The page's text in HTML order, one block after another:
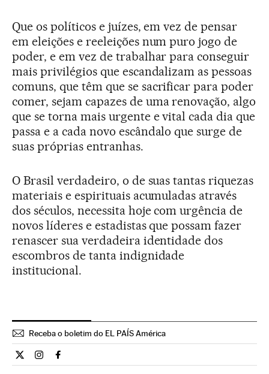
Que os políticos e juízes, em vez de pensar
em eleições e reeleições num puro jogo de
poder, e em vez de trabalhar para conseguir
mais privilégios que escandalizam as pessoas
comuns, que têm que se sacrificar para poder
comer, sejam capazes de uma renovação, algo
que se torna mais urgente e vital cada dia que
passa e a cada novo escândalo que surge de
suas próprias entranhas.
O Brasil verdadeiro, o de suas tantas riquezas
materiais e espirituais acumuladas através
dos séculos, necessita hoje com urgência de
novos líderes e estadistas que possam fazer
renascer sua verdadeira identidade dos
escombros de tanta indignidade
institucional.
Receba o boletim do EL PAÍS América
Opiniao El País Brasil en Twitter
Opiniao El País Brasil en Instagram
Opiniao El País Brasil en Facebook